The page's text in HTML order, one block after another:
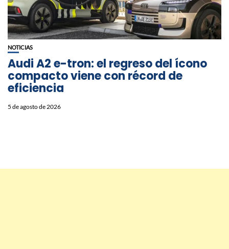
NOTICIAS
Audi A2 e-tron: el regreso del ícono
compacto viene con récord de
eficiencia
5 de agosto de 2026